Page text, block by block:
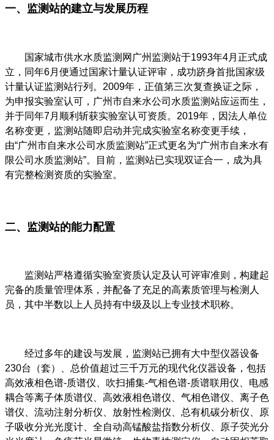
一、监测站的建立与发展历程
国家城市供水水质监测网广州监测站于1993年4月正式成
立，同年6月便通过国家计量认证评审，成功跻身首批国家级
计量认证监测站行列。2009年，正值第三次复查换证之际，
为申报实验室认可，广州市自来水公司水质监测站应运而生，
并于同年7月顺利斩获实验室认可资质。2019年，因法人单位
名称变更，监测站随即启动并完成实验室名称变更手续，
由“广州市自来水公司水质监测站”正式更名为“广州市自来水有
限公司水质监测站”。目前，监测站已实现双证合一，成为具
有完整检测资质的实验室。
二、监测站的能力配置
监测站严格遵循实验室资质认定及认可评审准则，构建起
完备的质量管理体系，并配备了充足的高素质管理与检测人
员，其中半数以上人员持有中级及以上专业技术职称。
经过多年的建设与发展，监测站已拥有大中型仪器设备
230台（套）、总价值超过三千万元的现代化仪器设备，包括
高效液相色谱-质谱仪、吹扫捕集-气相色谱-质谱联用仪、电感
耦合等离子体质谱仪、高效液相色谱仪、气相色谱仪、离子色
谱仪、流动注射分析仪、放射性检测仪、总有机碳分析仪、原
子吸收分光光度计、全自动高锰酸盐指数分析仪、原子荧光分